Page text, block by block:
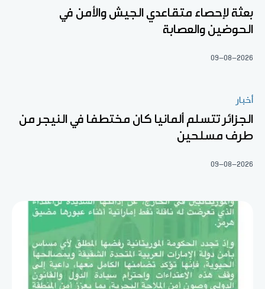
بعثة لإحصاء متقاعدي الجيش والأمن في
الحوضين والعصابة
09-08-2026
أخبار
الجزائر تتسلم ألمانيا كان مختطفا في النيجر من
طرف مسلحين
09-08-2026